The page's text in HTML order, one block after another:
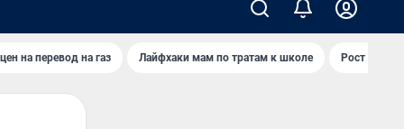
на перевод на газ Лайфхаки мам по тратам к школе Рост цен на